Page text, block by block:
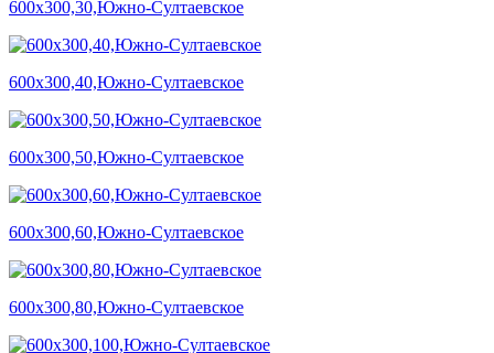
600х300,30,Южно-Султаевское
600х300,40,Южно-Султаевское
600х300,50,Южно-Султаевское
600х300,60,Южно-Султаевское
600х300,80,Южно-Султаевское